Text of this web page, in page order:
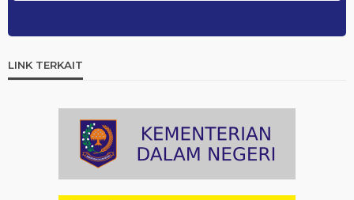
Makna Keberagaman
Profil Enam Pemuka Agama Pembaca Doa
Kebangsaan di Monas
Staf Khusus Menteri Investasi dan Hilirisasi/BKPM:
LINK TERKAIT